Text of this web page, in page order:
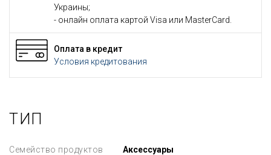
Украины;
- онлайн оплата картой Visa или MasterCard.
Оплата в кредит
Условия кредитования
ТИП
Семейство продуктов
Аксессуары